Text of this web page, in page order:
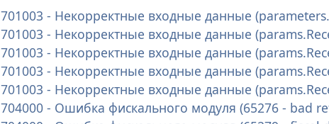
701003 - Некорректные входные данные
701003 - Некорректные входные данные
701003 - Некорректные входные данные
701003 - Некорректные входные данные
701003 - Некорректные входные данные
704000 - Ошибка фискального модуля (65276 - bad